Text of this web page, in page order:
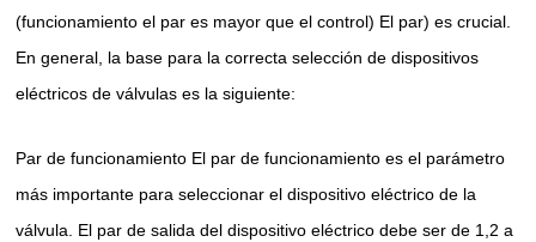
(funcionamiento el par es mayor que el control) El par) es crucial.
En general, la base para la correcta selección de dispositivos
eléctricos de válvulas es la siguiente:
Par de funcionamiento El par de funcionamiento es el parámetro
más importante para seleccionar el dispositivo eléctrico de la
válvula. El par de salida del dispositivo eléctrico debe ser de 1,2 a